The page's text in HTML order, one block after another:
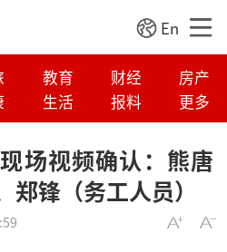
En
教育 财经
房产
生活 报料 更多
场视频确认：熊唐
锋（务工人员）